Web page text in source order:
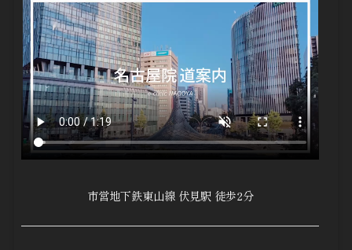
市営地下鉄東山線 伏見駅 徒歩2分